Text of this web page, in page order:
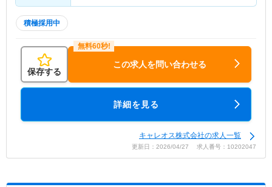
積極採用中
保存する
この求人を問い合わせる
詳細を見る
キャレオス株式会社の求人一覧
更新日：2026/04/27 求人番号：10202047